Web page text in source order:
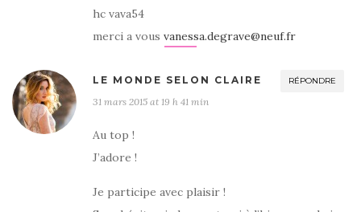
hc vava54
merci a vous vanessa.degrave@neuf.fr
LE MONDE SELON CLAIRE RÉPONDRE
31 mars 2015 at 19 h 41 min
Au top !
J’adore !
Je participe avec plaisir !